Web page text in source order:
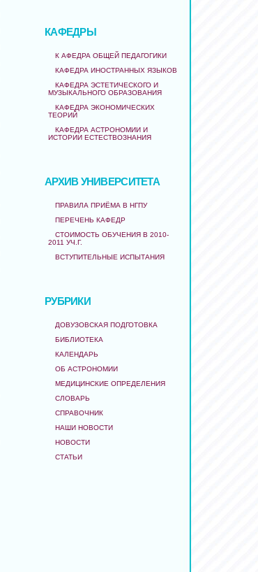
КАФЕДРЫ
К АФЕДРА ОБЩЕЙ ПЕДАГОГИКИ
КАФЕДРА ИНОСТРАННЫХ ЯЗЫКОВ
КАФЕДРА ЭСТЕТИЧЕСКОГО И
МУЗЫКАЛЬНОГО ОБРАЗОВАНИЯ
КАФЕДРА ЭКОНОМИЧЕСКИХ
ТЕОРИЙ
КАФЕДРА АСТРОНОМИИ И
ИСТОРИИ ЕСТЕСТВОЗНАНИЯ
АРХИВ УНИВЕРСИТЕТА
ПРАВИЛА ПРИЁМА В НГПУ
ПЕРЕЧЕНЬ КАФЕДР
СТОИМОСТЬ ОБУЧЕНИЯ В 2010-
2011 УЧ.Г.
ВСТУПИТЕЛЬНЫЕ ИСПЫТАНИЯ
РУБРИКИ
ДОВУЗОВСКАЯ ПОДГОТОВКА
БИБЛИОТЕКА
КАЛЕНДАРЬ
ОБ АСТРОНОМИИ
МЕДИЦИНСКИЕ ОПРЕДЕЛЕНИЯ
СЛОВАРЬ
СПРАВОЧНИК
НАШИ НОВОСТИ
НОВОСТИ
СТАТЬИ